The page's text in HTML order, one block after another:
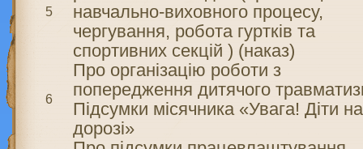
5
навчально-виховного процесу,
чергування, робота гуртків та
спортивних секцій ) (наказ)
6
Про організацію роботи з
попередження дитячого
Підсумки місячника «Увага! Діти на
дорозі»